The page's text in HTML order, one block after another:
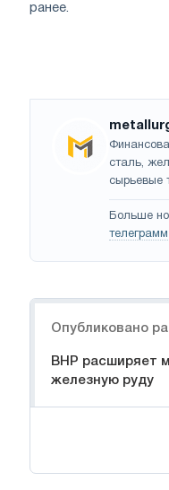
ранее.
сталь,
сырьевые
Больше
Опубликовано
BHP расширяет
железную руду